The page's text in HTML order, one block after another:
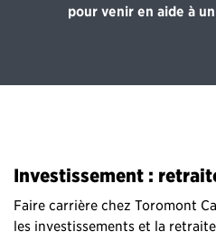
pour venir en aide à
Investissement :
Faire carrière chez Toromont
les investissements et la